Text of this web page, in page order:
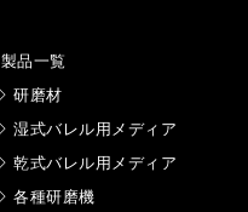
製品一覧
研磨材
湿式バレル用メディア
乾式バレル用メディア
各種研磨機